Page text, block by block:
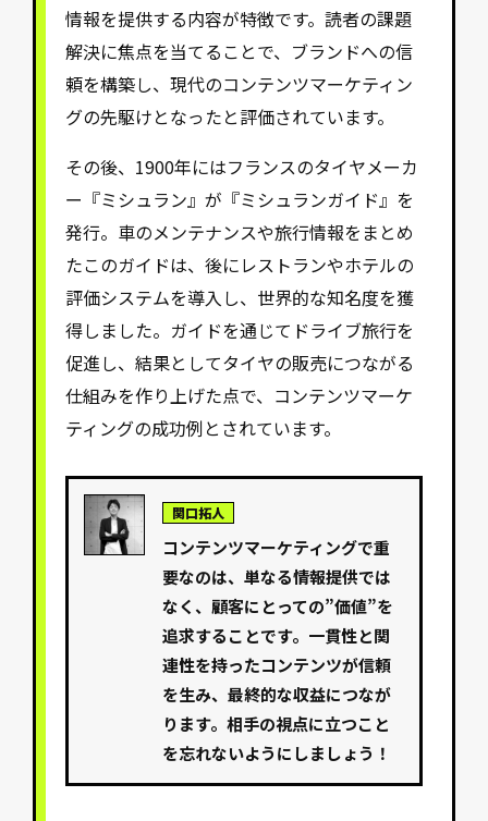
情報を提供する内容が特徴です。読者の課題
解決に焦点を当てることで、ブランドへの信
頼を構築し、現代のコンテンツマーケティン
グの先駆けとなったと評価されています。
その後、1900年にはフランスのタイヤメーカ
ー『ミシュラン』が『ミシュランガイド』を
発行。車のメンテナンスや旅行情報をまとめ
たこのガイドは、後にレストランやホテルの
評価システムを導入し、世界的な知名度を獲
得しました。ガイドを通じてドライブ旅行を
促進し、結果としてタイヤの販売につながる
仕組みを作り上げた点で、コンテンツマーケ
ティングの成功例とされています。
関口拓人
コンテンツマーケティングで重
要なのは、単なる情報提供では
なく、顧客にとっての”価値”を
追求することです。一貫性と関
連性を持ったコンテンツが信頼
を生み、最終的な収益につなが
ります。相手の視点に立つこと
を忘れないようにしましょう！